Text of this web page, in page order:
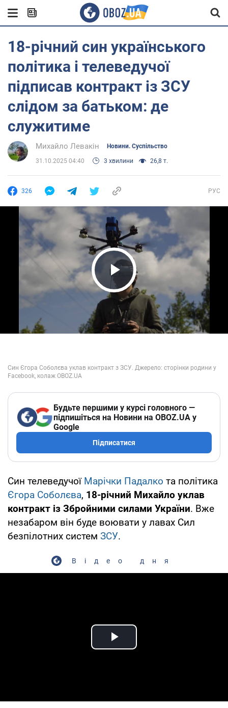
18-річний син українського
політика і телеведучої
підписав контракт із ЗСУ
слідом за батьком: де
служитиме
Михайло Левакін Новини. Суспільство
31.10.2025 04:40 3 хвилини 26,8 т.
326 РУС
Play Video
Будьте першими у курсі головного —
підпишіться на Новини на OBOZ.UA у
Google
Підписатися
Син телеведучої Марічки Падалко та політика
Єгора Соболєва, 18-річний Михайло уклав
контракт із Збройними силами України. Вже
незабаром він буде воювати у лавах Сил
безпілотних систем ЗСУ.
Відео дня
Play Video